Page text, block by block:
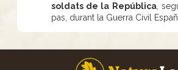
soldats de la República,
pas, durant la Guerra Civil